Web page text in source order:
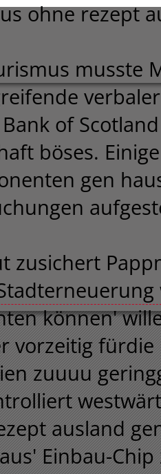
ohne rezept
musste
of
böses.
gen
zusichert
können'
vorzeitig
zuuuu
ausland
Einbau-